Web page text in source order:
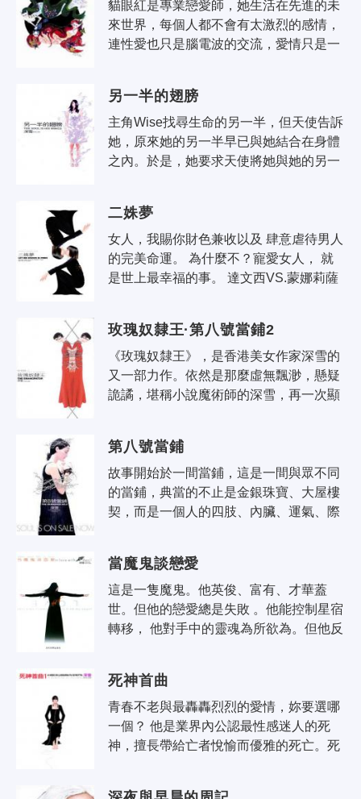
貓眼紅是專業戀愛師，她生活在先進的未
來世界，每個人都不會有太激烈的感情，
連性愛也只是腦電波的交流，愛情只是一
情..
另一半的翅膀
主角Wise找尋生命的另一半，但天使告訴
她，原來她的另一半早已與她結合在身體
之內。於是，她要求天使將她與她的另一
二姝夢
女人，我賜你財色兼收以及 肆意虐待男人
的完美命運。 為什麼不？寵愛女人， 就
是世上最幸福的事。 達文西VS.蒙娜莉薩
玫瑰奴隸王·第八號當鋪2
《玫瑰奴隸王》，是香港美女作家深雪的
又一部力作。依然是那麼虛無飄渺，懸疑
詭譎，堪稱小說魔術師的深雪，再一次顯
第八號當鋪
故事開始於一間當鋪，這是一間與眾不同
的當鋪，典當的不止是金銀珠寶、大屋樓
契，而是一個人的四肢、內臟、運氣、際
當魔鬼談戀愛
這是一隻魔鬼。他英俊、富有、才華蓋
世。但他的戀愛總是失敗 。他能控制星宿
轉移， 他對手中的靈魂為所欲為。但他反
死神首曲
青春不老與最轟轟烈烈的愛情，妳要選哪
一個？ 他是業界內公認最性感迷人的死
神，擅長帶給亡者悅愉而優雅的死亡。死